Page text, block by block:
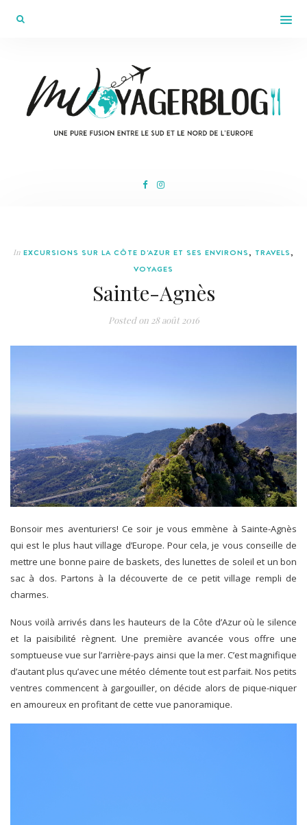
In EXCURSIONS SUR LA CÔTE D'AZUR ET SES ENVIRONS, TRAVELS,
VOYAGES
Sainte-Agnès
Posted on28 août 2016
Bonsoir mes aventuriers! Ce soir je vous emmène à Sainte-Agnès
qui est le plus haut village d’Europe. Pour cela, je vous conseille de
mettre une bonne paire de baskets, des lunettes de soleil et un bon
sac à dos. Partons à la découverte de ce petit village rempli de
charmes.
Nous voilà arrivés dans les hauteurs de la Côte d’Azur où le silence
et la paisibilité règnent. Une première avancée vous offre une
somptueuse vue sur l’arrière-pays ainsi que la mer. C’est magnifique
d’autant plus qu’avec une météo clémente tout est parfait. Nos petits
ventres commencent à gargouiller, on décide alors de pique-niquer
en amoureux en profitant de cette vue panoramique.